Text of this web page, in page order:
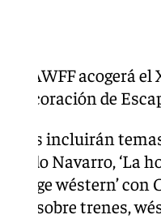
el AWFF acogerá
Decoración de
incluirán
Navarro, ‘La
wéstern’
sobre trenes,